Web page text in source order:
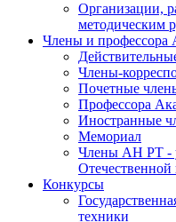
Организации,
методическим
Члены и
Члены-
Почетные
Профессора
Иностранные
Мемориал
Члены АН РТ -
Конкурсы
техники